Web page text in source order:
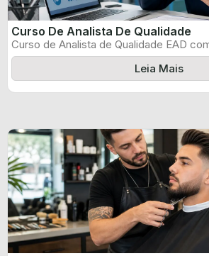
Curso De Analista De Qualidade
Curso de Analista de Qualidade EAD
certificado informado pelo produtor ...
Leia Mais